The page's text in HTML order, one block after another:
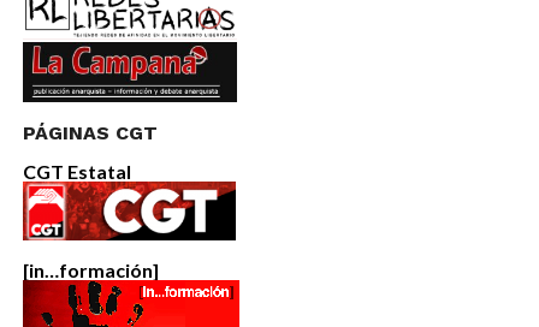
PÁGINAS CGT
CGT Estatal
[in…formación]